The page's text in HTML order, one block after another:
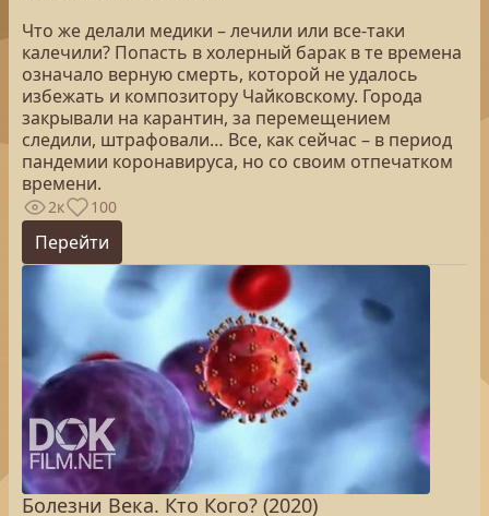
Что же делали медики – лечили или все-таки
калечили? Попасть в холерный барак в те времена
означало верную смерть, которой не удалось
избежать и композитору Чайковскому. Города
закрывали на карантин, за перемещением
следили, штрафовали… Все, как сейчас – в период
пандемии коронавируса, но со своим отпечатком
времени.
2к 100
Перейти
Болезни Века. Кто Кого? (2020)